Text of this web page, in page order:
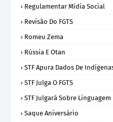
Regulamentar Mídia Social
Revisão Do FGTS
Romeu Zema
Rússia E Otan
STF Apura Dados De
STF Julga O FGTS
STF Julgará Sobre
Saque Aniversário